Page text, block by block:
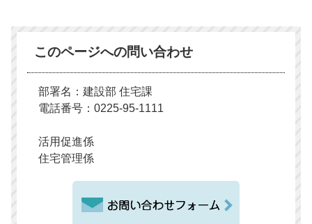
このページへの問い合わせ
部署名：建設部 住宅課
電話番号：0225-95-1111
活用促進係
住宅管理係